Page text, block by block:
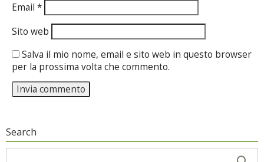
Email *
Sito web
Salva il mio nome, email e sito web in questo browser
per la prossima volta che commento.
Search